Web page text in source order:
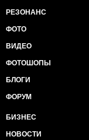
РЕЗОНАНС
ФОТО
ВИДЕО
ФОТОШОПЫ
БЛОГИ
ФОРУМ
БИЗНЕС
НОВОСТИ